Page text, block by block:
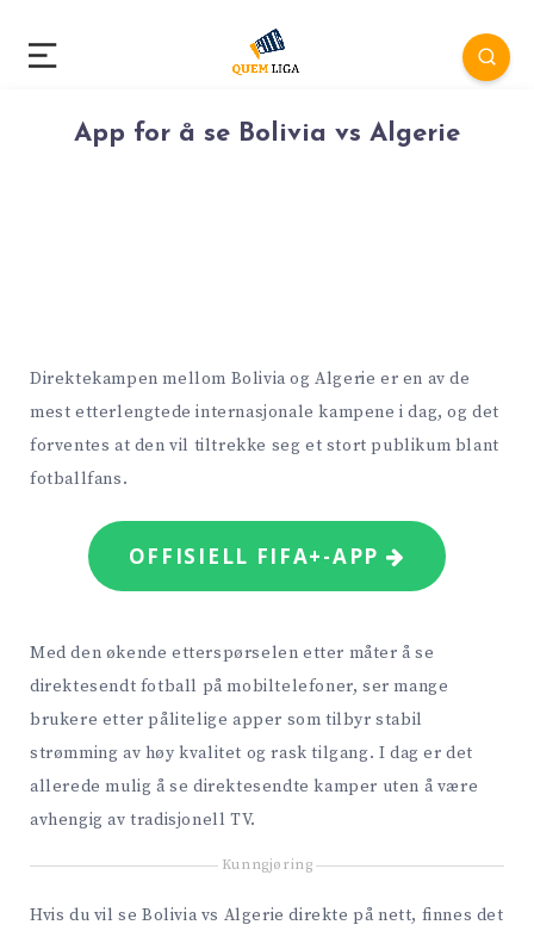
App for å se Bolivia vs Algerie
Direktekampen mellom Bolivia og Algerie er en av de
mest etterlengtede internasjonale kampene i dag, og det
forventes at den vil tiltrekke seg et stort publikum blant
fotballfans.
OFFISIELL FIFA+-APP
Med den økende etterspørselen etter måter å se
direktesendt fotball på mobiltelefoner, ser mange
brukere etter pålitelige apper som tilbyr stabil
strømming av høy kvalitet og rask tilgang. I dag er det
allerede mulig å se direktesendte kamper uten å være
avhengig av tradisjonell TV.
Kunngjøring
Hvis du vil se Bolivia vs Algerie direkte på nett, finnes det